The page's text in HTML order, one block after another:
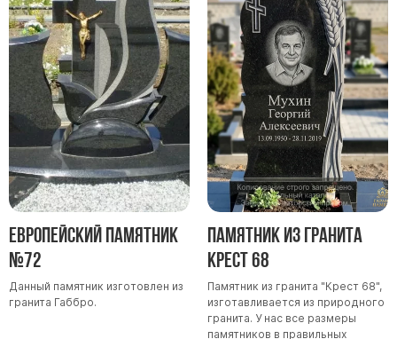
Европейский памятник
№72
Данный памятник изготовлен из
гранита Габбро.
Памятник из гранита
Крест 68
Памятник из гранита "Крест 68",
изготавливается из природного
гранита. У нас все размеры
памятников в правильных